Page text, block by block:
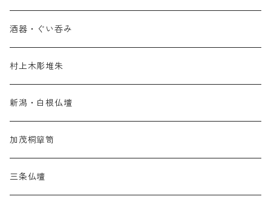
酒器・ぐい呑み
村上木彫堆朱
新潟・白根仏壇
加茂桐簞笥
三条仏壇